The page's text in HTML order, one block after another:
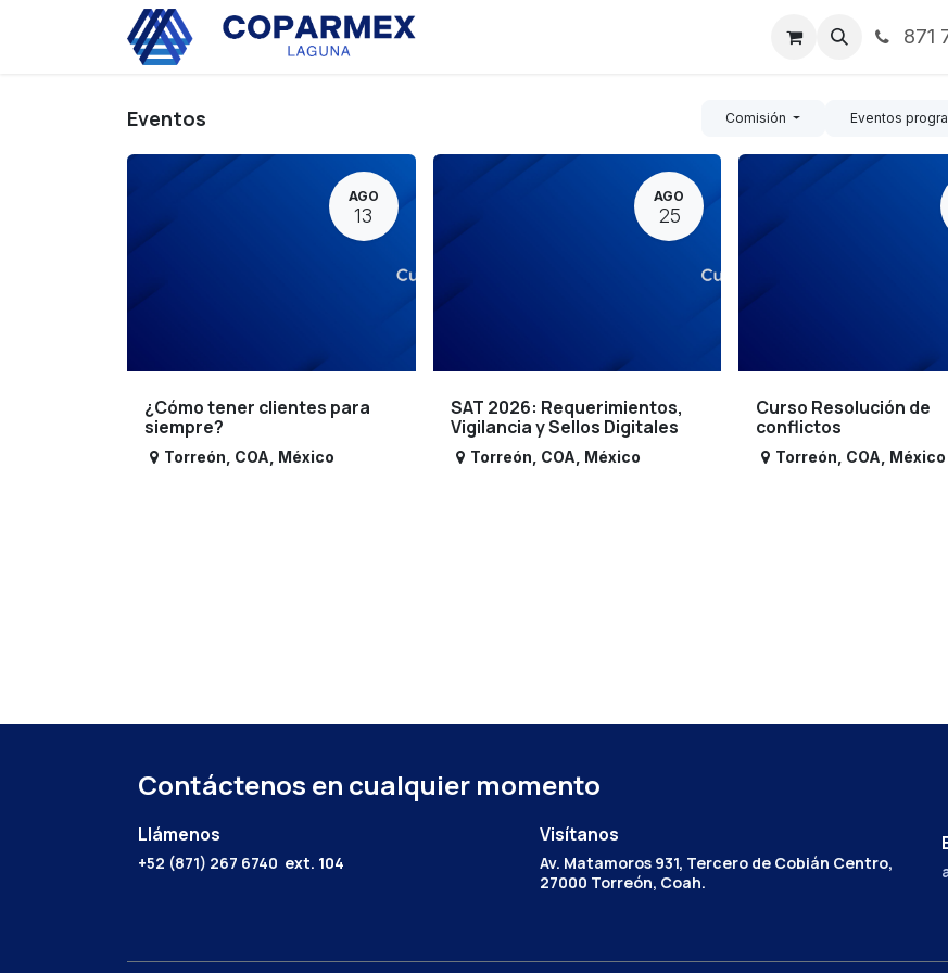
Noticias Contáctenos
871
Eventos Comisión Eventos
AGO
13
¿Cómo tener clientes para
siempre?
Torreón COA México
AGO
25
SAT 2026: Requerimientos,
Vigilancia y Sellos Digitales
Torreón COA México
Curso Resolución de
conflictos
Torreón COA México
Contáctenos en cualquier momento
Llámenos
+52 (871) 267 6740 ext. 104
Visítanos
Av. Matamoros 931, Tercero de Cobián Centro,
27000 Torreón, Coah.